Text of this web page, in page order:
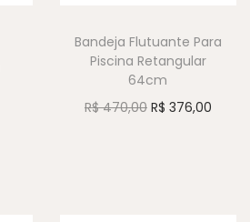
Bandeja Flutuante Para
Piscina Retangular
64cm
R$470,00 R$ 376,00